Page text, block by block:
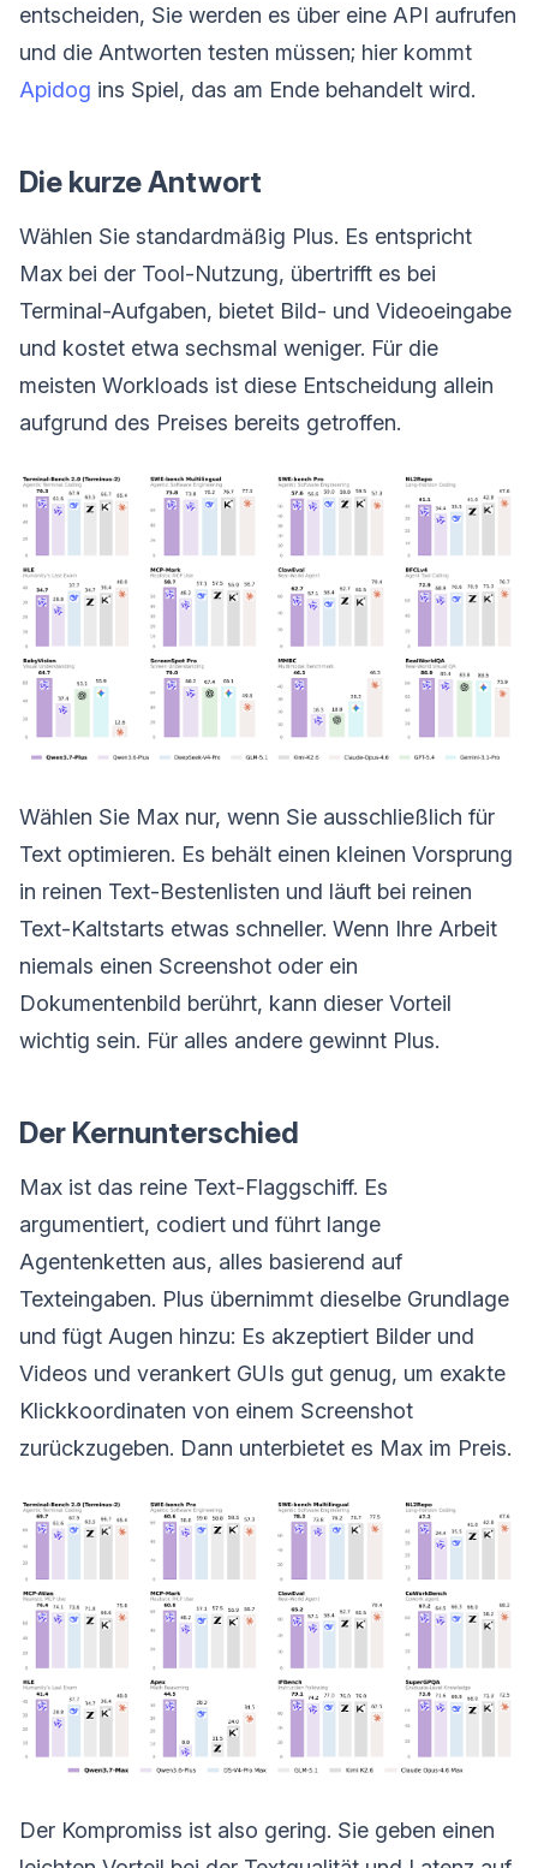
entscheiden, Sie werden es über eine API aufrufen
und die Antworten testen müssen; hier kommt
Apidog ins Spiel, das am Ende behandelt wird.
Die kurze Antwort
Wählen Sie standardmäßig Plus. Es entspricht
Max bei der Tool-Nutzung, übertrifft es bei
Terminal-Aufgaben, bietet Bild- und Videoeingabe
und kostet etwa sechsmal weniger. Für die
meisten Workloads ist diese Entscheidung allein
aufgrund des Preises bereits getroffen.
Wählen Sie Max nur, wenn Sie ausschließlich für
Text optimieren. Es behält einen kleinen Vorsprung
in reinen Text-Bestenlisten und läuft bei reinen
Text-Kaltstarts etwas schneller. Wenn Ihre Arbeit
niemals einen Screenshot oder ein
Dokumentenbild berührt, kann dieser Vorteil
wichtig sein. Für alles andere gewinnt Plus.
Der Kernunterschied
Max ist das reine Text-Flaggschiff. Es
argumentiert, codiert und führt lange
Agentenketten aus, alles basierend auf
Texteingaben. Plus übernimmt dieselbe Grundlage
und fügt Augen hinzu: Es akzeptiert Bilder und
Videos und verankert GUIs gut genug, um exakte
Klickkoordinaten von einem Screenshot
zurückzugeben. Dann unterbietet es Max im Preis.
Der Kompromiss ist also gering. Sie geben einen